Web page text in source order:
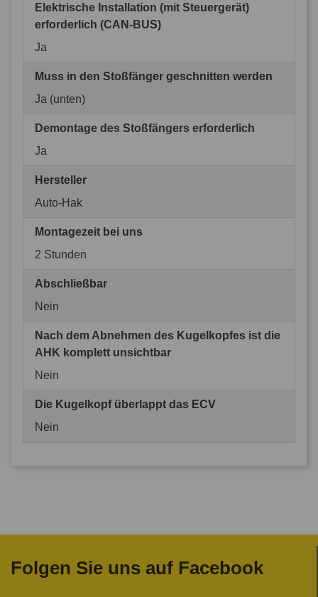
Elektrische Installation (mit Steuergerät)
erforderlich (CAN-BUS)
Ja
Muss in den Stoßfänger geschnitten werden
Ja (unten)
Demontage des Stoßfängers erforderlich
Ja
Hersteller
Auto-Hak
Montagezeit bei uns
2 Stunden
Abschließbar
Nein
Nach dem Abnehmen des Kugelkopfes ist die
AHK komplett unsichtbar
Nein
Die Kugelkopf überlappt das ECV
Nein
Folgen Sie uns auf Facebook